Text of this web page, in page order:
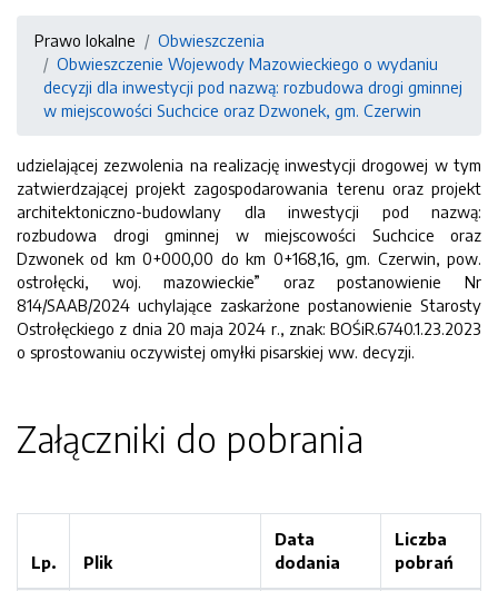
Prawo lokalne
Obwieszczenia
Obwieszczenie Wojewody Mazowieckiego o wydaniu
decyzji dla inwestycji pod nazwą: rozbudowa drogi gminnej
w miejscowości Suchcice oraz Dzwonek, gm. Czerwin
udzielającej zezwolenia na realizację inwestycji drogowej w tym
zatwierdzającej projekt zagospodarowania terenu oraz projekt
architektoniczno-budowlany dla inwestycji pod nazwą:
rozbudowa drogi gminnej w miejscowości Suchcice oraz
Dzwonek od km 0+000,00 do km 0+168,16, gm. Czerwin, pow.
ostrołęcki, woj. mazowieckie” oraz postanowienie Nr
814/SAAB/2024 uchylające zaskarżone postanowienie Starosty
Ostrołęckiego z dnia 20 maja 2024 r., znak: BOŚiR.6740.1.23.2023
o sprostowaniu oczywistej omyłki pisarskiej ww. decyzji.
Załączniki do pobrania
Lp. Plik
Data
dodania
Liczba
pobrań